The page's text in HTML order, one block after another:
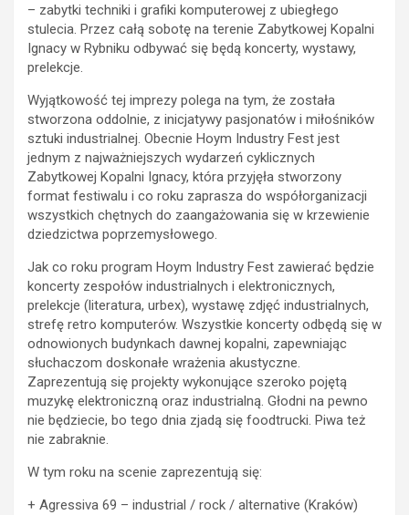
– zabytki techniki i grafiki komputerowej z ubiegłego
stulecia. Przez całą sobotę na terenie Zabytkowej Kopalni
Ignacy w Rybniku odbywać się będą koncerty, wystawy,
prelekcje.
Wyjątkowość tej imprezy polega na tym, że została
stworzona oddolnie, z inicjatywy pasjonatów i miłośników
sztuki industrialnej. Obecnie Hoym Industry Fest jest
jednym z najważniejszych wydarzeń cyklicznych
Zabytkowej Kopalni Ignacy, która przyjęła stworzony
format festiwalu i co roku zaprasza do współorganizacji
wszystkich chętnych do zaangażowania się w krzewienie
dziedzictwa poprzemysłowego.
Jak co roku program Hoym Industry Fest zawierać będzie
koncerty zespołów industrialnych i elektronicznych,
prelekcje (literatura, urbex), wystawę zdjęć industrialnych,
strefę retro komputerów. Wszystkie koncerty odbędą się w
odnowionych budynkach dawnej kopalni, zapewniając
słuchaczom doskonałe wrażenia akustyczne.
Zaprezentują się projekty wykonujące szeroko pojętą
muzykę elektroniczną oraz industrialną. Głodni na pewno
nie będziecie, bo tego dnia zjadą się foodtrucki. Piwa też
nie zabraknie.
W tym roku na scenie zaprezentują się:
+ Agressiva 69 – industrial / rock / alternative (Kraków)